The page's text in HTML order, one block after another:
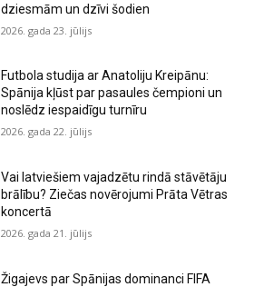
dziesmām un dzīvi šodien
2026. gada 23. jūlijs
Futbola studija ar Anatoliju Kreipānu:
Spānija kļūst par pasaules čempioni un
noslēdz iespaidīgu turnīru
2026. gada 22. jūlijs
Vai latviešiem vajadzētu rindā stāvētāju
brālību? Ziečas novērojumi Prāta Vētras
koncertā
2026. gada 21. jūlijs
Žigajevs par Spānijas dominanci FIFA